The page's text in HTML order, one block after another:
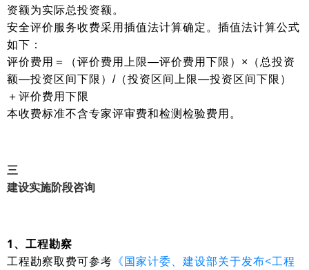
资额为实际总投资额。
安全评价服务收费采用插值法计算确定。插值法计算公式
如下：
评价费用＝（评价费用上限—评价费用下限）×（总投资
额—投资区间下限）/（投资区间上限—投资区间下限）
＋评价费用下限
本收费标准不含专家评审费和检测检验费用。
三
建设实施阶段咨询
1、工程勘察
工程勘察取费可参考 《国家计委、建设部关于发布<工程